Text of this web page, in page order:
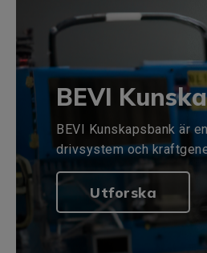
BEVI
BEVI Kunskapsbank är
drivsystem och
Utforska